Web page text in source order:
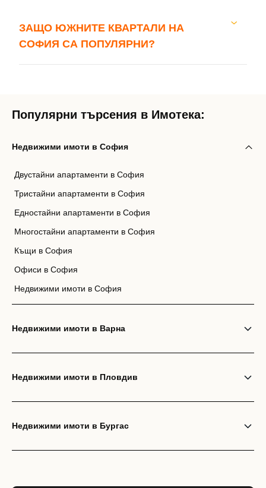
ЗАЩО ЮЖНИТЕ КВАРТАЛИ НА
СОФИЯ СА ПОПУЛЯРНИ?
Популярни търсения в Имотека:
Недвижими имоти в София
Двустайни апартаменти в София
Тристайни апартаменти в София
Едностайни апартаменти в София
Многостайни апартаменти в София
Къщи в София
Офиси в София
Недвижими имоти в София
Недвижими имоти в Варна
Недвижими имоти в Пловдив
Недвижими имоти в Бургас